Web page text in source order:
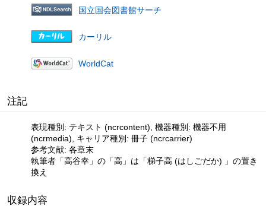
国立国会図書館サーチ
カーリル
WorldCat
注記
表現種別: テキスト (ncrcontent), 機器種別: 機器不用
(ncrmedia), キャリア種別: 冊子 (ncrcarrier)
参考文献: 各章末
執筆者「高谷幸」の「高」は「梯子高 (はしごだか) 」の置き
換え
収録内容